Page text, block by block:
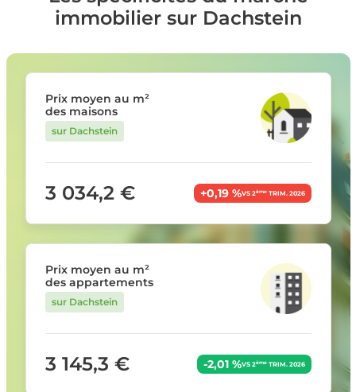
immobilier sur Dachstein
Prix moyen au m²
des maisons
sur Dachstein
3 034,2 € +0,19 %VS 2èmeTRIM. 2026
Prix moyen au m²
des appartements
sur Dachstein
3 145,3 € -2,01 %VS 2èmeTRIM. 2026